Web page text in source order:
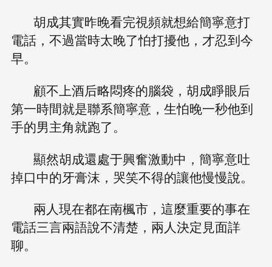
胡成其實昨晚看完視頻就想給簡寧意打
電話，不過當時太晚了怕打擾他，才忍到今
早。
顧不上酒后略悶疼的腦袋，胡成睜眼后
第一時間就是聯系簡寧意，生怕晚一秒他到
手的男主角就跑了。
顯然胡成還處于興奮激動中，簡寧意吐
掉口中的牙膏沫，哭笑不得的讓他慢慢說。
兩人現在都在南楓市，這麼重要的事在
電話三言兩語說不清楚，兩人決定見面詳
聊。